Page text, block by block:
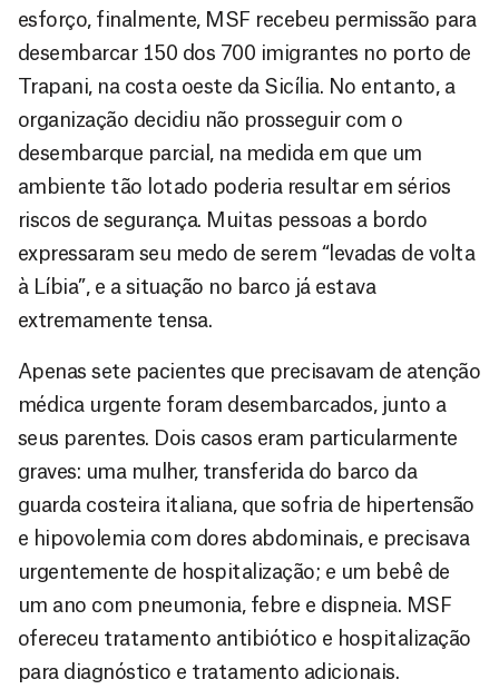
esforço, finalmente, MSF recebeu permissão para
desembarcar 150 dos 700 imigrantes no porto de
Trapani, na costa oeste da Sicília. No entanto, a
organização decidiu não prosseguir com o
desembarque parcial, na medida em que um
ambiente tão lotado poderia resultar em sérios
riscos de segurança. Muitas pessoas a bordo
expressaram seu medo de serem “levadas de volta
à Líbia”, e a situação no barco já estava
extremamente tensa.
Apenas sete pacientes que precisavam de atenção
médica urgente foram desembarcados, junto a
seus parentes. Dois casos eram particularmente
graves: uma mulher, transferida do barco da
guarda costeira italiana, que sofria de hipertensão
e hipovolemia com dores abdominais, e precisava
urgentemente de hospitalização; e um bebê de
um ano com pneumonia, febre e dispneia. MSF
ofereceu tratamento antibiótico e hospitalização
para diagnóstico e tratamento adicionais.